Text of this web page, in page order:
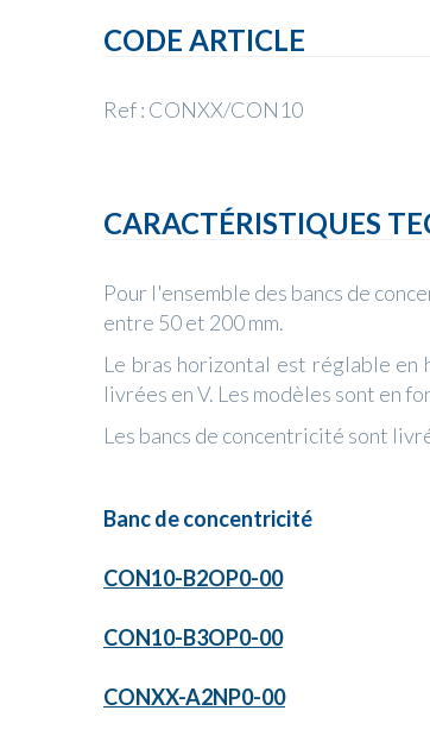
CODE ARTICLE
Ref : CONXX/CON10
CARACTÉRISTIQUES
Pour l'ensemble des bancs de
entre 50 et 200 mm.
Le bras horizontal est réglable en
livrées en V. Les modèles sont en
Les bancs de concentricité sont
Banc de concentricité
CON10-B2OP0-00
CON10-B3OP0-00
CONXX-A2NP0-00